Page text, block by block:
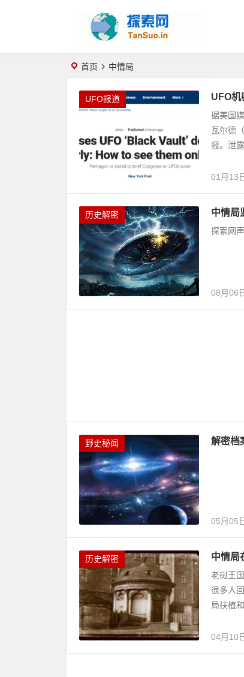
首页 中情局
UFO报道 UFO机
据美国
瓦尔德
报。泄
01月13
历史解密 中情局
探索网
08月06
野史秘闻 解密档
05月05
历史解密 中情局
老挝王
很多人
局扶植
04月10